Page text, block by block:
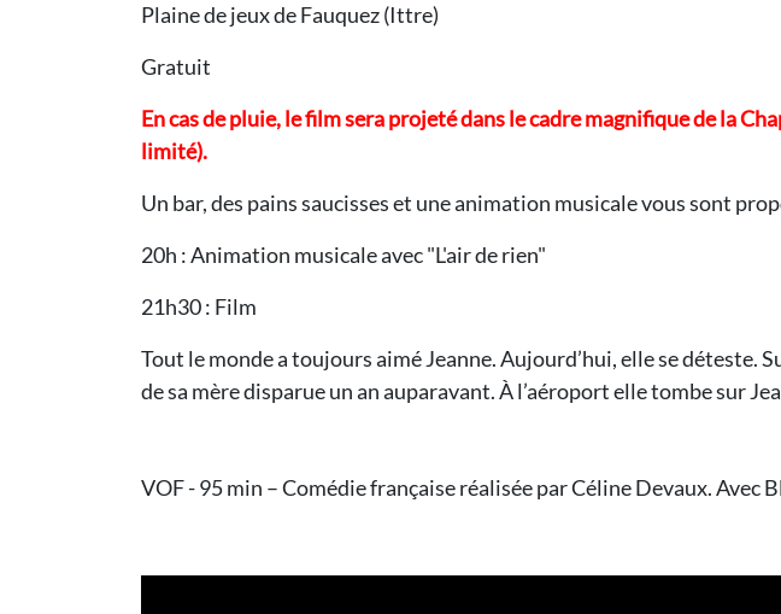
Plaine de jeux de Fauquez (Ittre)
Gratuit
En cas de pluie, le film sera projeté dans le cadre magnifique de la
limité).
Un bar, des pains saucisses et une animation musicale vous sont
20h : Animation musicale avec "L'air de rien"
21h30 : Film
Tout le monde a toujours aimé Jeanne. Aujourd’hui, elle se déteste.
de sa mère disparue un an auparavant. À l’aéroport elle tombe sur
VOF - 95 min – Comédie française réalisée par Céline Devaux. Avec